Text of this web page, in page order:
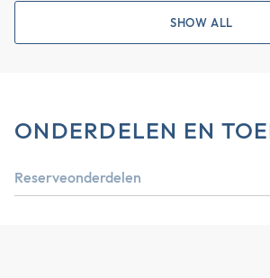
SHOW ALL
ONDERDELEN EN
Reserveonderdelen